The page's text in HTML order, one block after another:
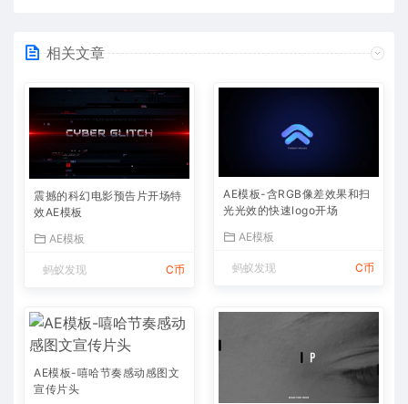
相关文章
震撼的科幻电影预告片开场特
效AE模板
AE模板
蚂蚁发现 C币
AE模板-含RGB像差效果和扫
光光效的快速logo开场
AE模板
蚂蚁发现 C币
AE模板-嘻哈节奏感动感图文
宣传片头